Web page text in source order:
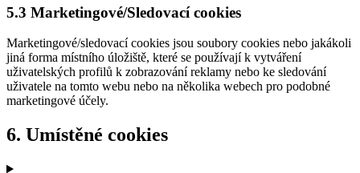
5.3 Marketingové/Sledovací cookies
Marketingové/sledovací cookies jsou soubory cookies nebo jakákoli
jiná forma místního úložiště, které se používají k vytváření
uživatelských profilů k zobrazování reklamy nebo ke sledování
uživatele na tomto webu nebo na několika webech pro podobné
marketingové účely.
6. Umístěné cookies